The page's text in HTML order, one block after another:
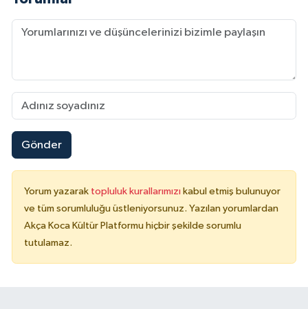
Gönder
Yorum yazarak topluluk kurallarımızı kabul etmiş bulunuyor
ve tüm sorumluluğu üstleniyorsunuz. Yazılan yorumlardan
Akça Koca Kültür Platformu hiçbir şekilde sorumlu
tutulamaz.